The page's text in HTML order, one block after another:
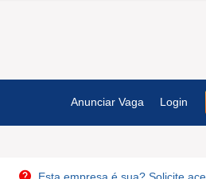
Anunciar Vaga Login